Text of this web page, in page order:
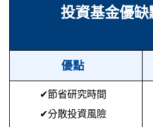
投資基金優缺
優點
✔節省研究時間
✔分散投資風險